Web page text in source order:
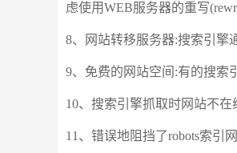
虑使用WEB服务器的重写
8、网站转移服务器:搜索引擎
9、免费的网站空间:有的搜索
10、搜索引擎抓取时网站不
11、错误地阻挡了robots索引